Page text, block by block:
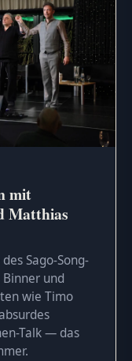
mit
Matthias
Sago-Song-
und
wie Timo
Talk — das